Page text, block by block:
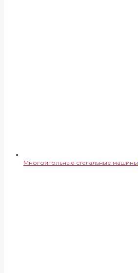
Многоигольные стегальные машины